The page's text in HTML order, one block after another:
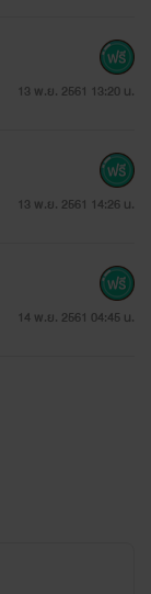
13 พ.ย. 2561 13:20 น.
13 พ.ย. 2561 14:26 น.
14 พ.ย. 2561 04:45 น.